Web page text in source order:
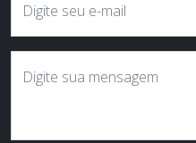
Digite seu e-mail
Digite sua mensagem